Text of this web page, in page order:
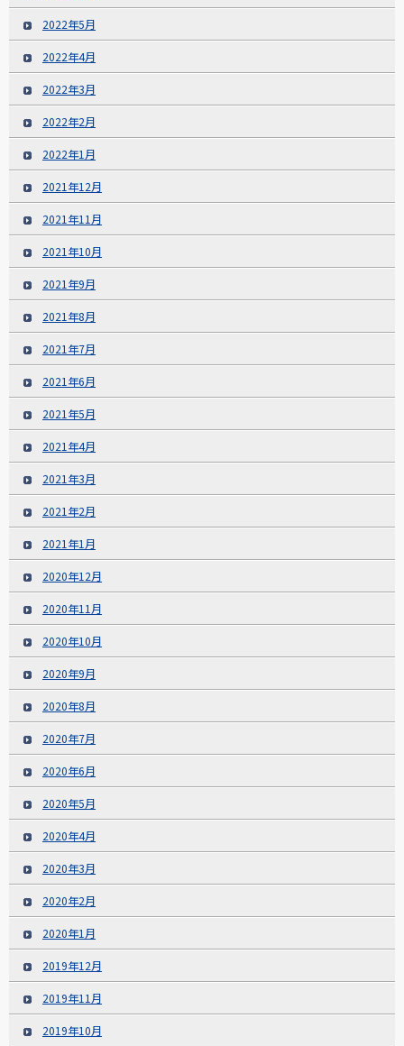
2022年5月
2022年4月
2022年3月
2022年2月
2022年1月
2021年12月
2021年11月
2021年10月
2021年9月
2021年8月
2021年7月
2021年6月
2021年5月
2021年4月
2021年3月
2021年2月
2021年1月
2020年12月
2020年11月
2020年10月
2020年9月
2020年8月
2020年7月
2020年6月
2020年5月
2020年4月
2020年3月
2020年2月
2020年1月
2019年12月
2019年11月
2019年10月